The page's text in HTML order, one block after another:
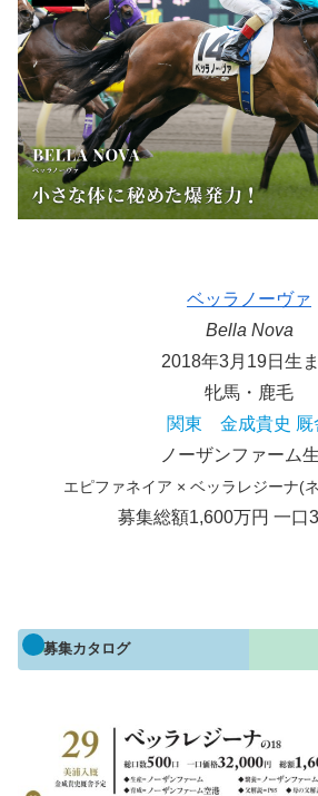
ベッラノーヴァ
Bella Nova
2018年3月19日生
牝馬・鹿毛
関東 金成貴史 厩
ノーザンファーム
エピファネイア × ベッラレジーナ(
募集総額1,600万円 一口
募集カタログ